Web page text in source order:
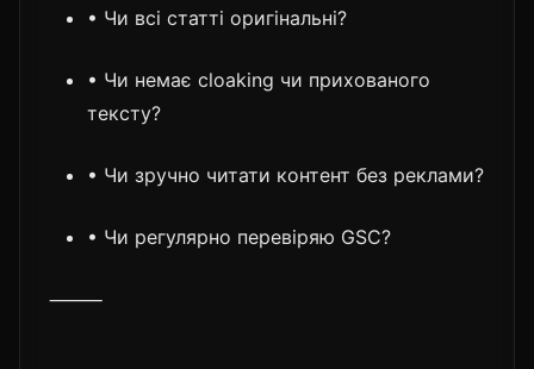
• Чи всі статті оригінальні?
• Чи немає cloaking чи прихованого
тексту?
• Чи зручно читати контент без реклами?
• Чи регулярно перевіряю GSC?
⸻